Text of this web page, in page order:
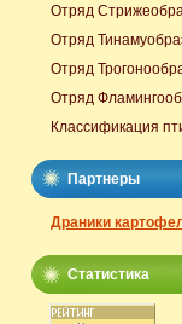
Отряд
Отряд
Отряд
Отряд
Классификация
Партнеры
Драники
Статистика